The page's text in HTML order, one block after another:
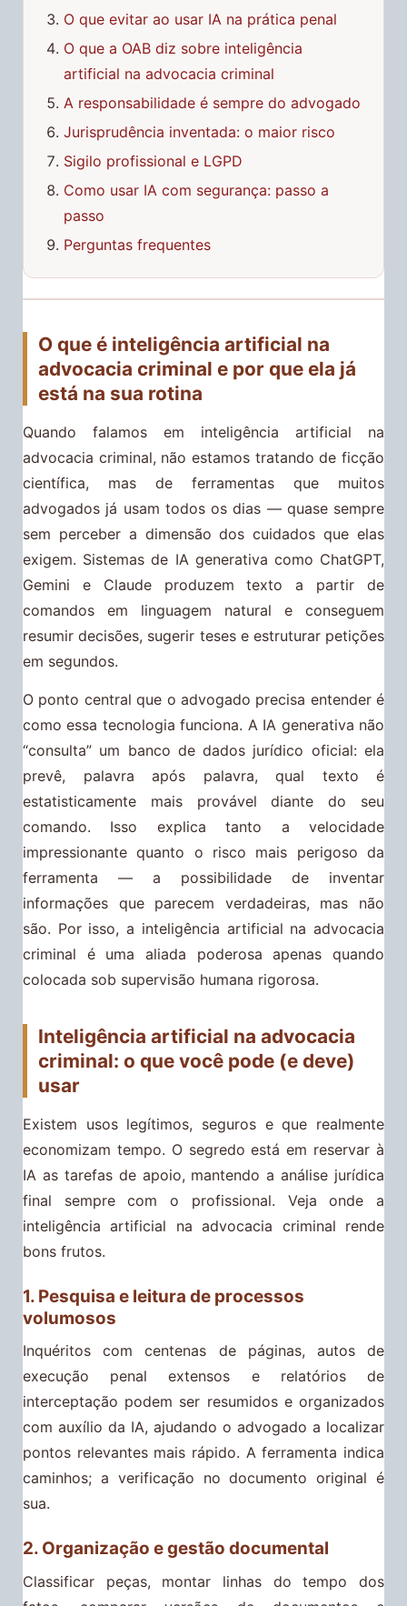
O que evitar ao usar IA na prática penal
O que a OAB diz sobre inteligência
artificial na advocacia criminal
A responsabilidade é sempre do advogado
Jurisprudência inventada: o maior risco
Sigilo profissional e LGPD
Como usar IA com segurança: passo a
passo
Perguntas frequentes
O que é inteligência artificial na
advocacia criminal e por que ela já
está na sua rotina
Quando falamos em inteligência artificial na
advocacia criminal, não estamos tratando de ficção
científica, mas de ferramentas que muitos
advogados já usam todos os dias — quase sempre
sem perceber a dimensão dos cuidados que elas
exigem. Sistemas de IA generativa como ChatGPT,
Gemini e Claude produzem texto a partir de
comandos em linguagem natural e conseguem
resumir decisões, sugerir teses e estruturar petições
em segundos.
O ponto central que o advogado precisa entender é
como essa tecnologia funciona. A IA generativa não
“consulta” um banco de dados jurídico oficial: ela
prevê, palavra após palavra, qual texto é
estatisticamente mais provável diante do seu
comando. Isso explica tanto a velocidade
impressionante quanto o risco mais perigoso da
ferramenta — a possibilidade de inventar
informações que parecem verdadeiras, mas não
são. Por isso, a inteligência artificial na advocacia
criminal é uma aliada poderosa apenas quando
colocada sob supervisão humana rigorosa.
Inteligência artificial na advocacia
criminal: o que você pode (e deve)
usar
Existem usos legítimos, seguros e que realmente
economizam tempo. O segredo está em reservar à
IA as tarefas de apoio, mantendo a análise jurídica
final sempre com o profissional. Veja onde a
inteligência artificial na advocacia criminal rende
bons frutos.
1. Pesquisa e leitura de processos
volumosos
Inquéritos com centenas de páginas, autos de
execução penal extensos e relatórios de
interceptação podem ser resumidos e organizados
com auxílio da IA, ajudando o advogado a localizar
pontos relevantes mais rápido. A ferramenta indica
caminhos; a verificação no documento original é
sua.
2. Organização e gestão documental
Classificar peças, montar linhas do tempo dos